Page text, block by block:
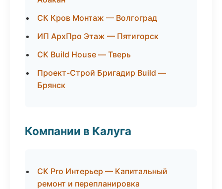
СК Кров Монтаж — Волгоград
ИП АрхПро Этаж — Пятигорск
СК Build House — Тверь
Проект-Строй Бригадир Build —
Брянск
Компании в Калуга
СК Pro Интерьер — Капитальный
ремонт и перепланировка